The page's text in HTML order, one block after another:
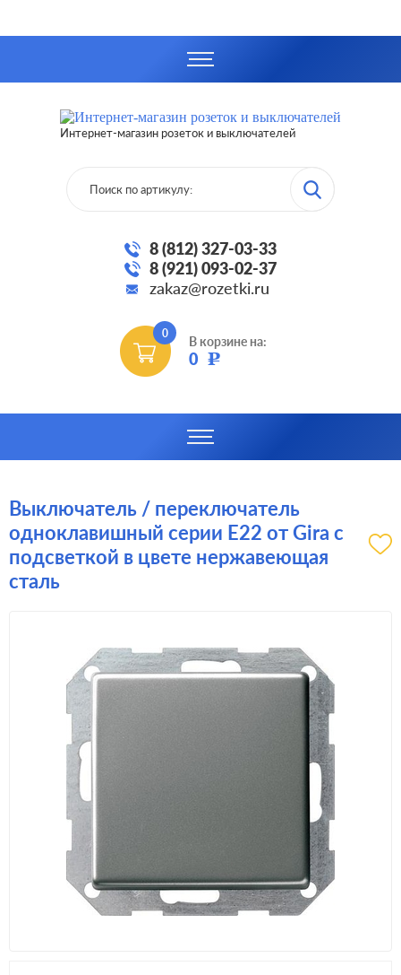
Интернет-магазин розеток и выключателей
8 (812) 327-03-33
8 (921) 093-02-37
zakaz@rozetki.ru
0
В корзине на:
0 Р
Выключатель / переключатель
одноклавишный серии E22 от Gira с
подсветкой в цвете нержавеющая
сталь